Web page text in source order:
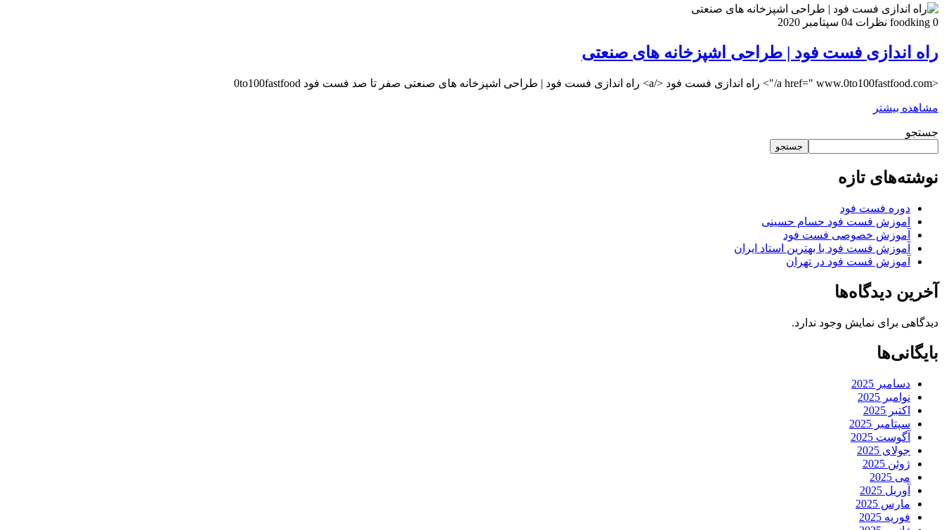
foodking 0 نظرات 04 سپتامبر 2020
راه اندازی فست فود | طراحی اشپزخانه های صنعتی
<a href=" www.0to100fastfood.com/"> راه اندازی فست فود </a> راه اندازی فست فود | طراحی اشپزخانه های صنعتی صفر تا صد فست فود 0to100fastfood
مشاهده بیشتر
جستجو
جستجو
نوشته‌های تازه
دوره فست فود
اموزش فست فود حسام حسینی
آموزش خصوصی فست فود
آموزش فست فود با بهترین استاد ایران
آموزش فست فود در تهران
آخرین دیدگاه‌ها
دیدگاهی برای نمایش وجود ندارد.
بایگانی‌ها
دسامبر 2025
نوامبر 2025
اکتبر 2025
سپتامبر 2025
آگوست 2025
جولای 2025
ژوئن 2025
می 2025
آوریل 2025
مارس 2025
فوریه 2025